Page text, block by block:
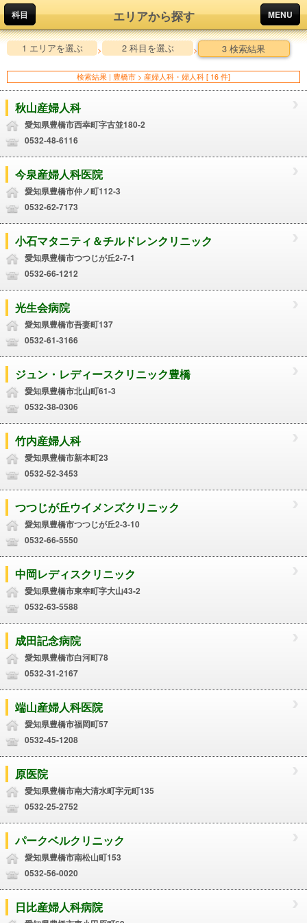
科目 エリアから探す MENU
1 エリアを選ぶ > 2 科目を選ぶ > 3 検索結果
検索結果 | 豊橋市 > 産婦人科・婦人科 [ 16 件]
秋山産婦人科
愛知県豊橋市西幸町字古並180-2
0532-48-6116
今泉産婦人科医院
愛知県豊橋市仲ノ町112-3
0532-62-7173
小石マタニティ＆チルドレンクリニック
愛知県豊橋市つつじが丘2-7-1
0532-66-1212
光生会病院
愛知県豊橋市吾妻町137
0532-61-3166
ジュン・レディースクリニック豊橋
愛知県豊橋市北山町61-3
0532-38-0306
竹内産婦人科
愛知県豊橋市新本町23
0532-52-3453
つつじが丘ウイメンズクリニック
愛知県豊橋市つつじが丘2-3-10
0532-66-5550
中岡レディスクリニック
愛知県豊橋市東幸町字大山43-2
0532-63-5588
成田記念病院
愛知県豊橋市白河町78
0532-31-2167
端山産婦人科医院
愛知県豊橋市福岡町57
0532-45-1208
原医院
愛知県豊橋市南大清水町字元町135
0532-25-2752
パークベルクリニック
愛知県豊橋市南松山町153
0532-56-0020
日比産婦人科病院